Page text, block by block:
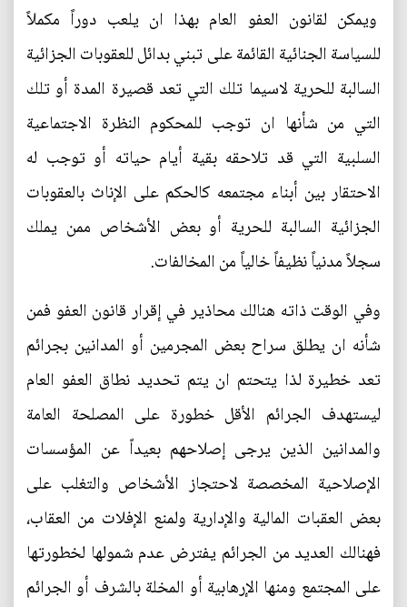
ويمكن لقانون العفو العام بهذا ان يلعب دوراً مكملاً
للسياسة الجنائية القائمة على تبني بدائل للعقوبات الجزائية
السالبة للحرية لاسيما تلك التي تعد قصيرة المدة أو تلك
التي من شأنها ان توجب للمحكوم النظرة الاجتماعية
السلبية التي قد تلاحقه بقية أيام حياته أو توجب له
الاحتقار بين أبناء مجتمعه كالحكم على الإناث بالعقوبات
الجزائية السالبة للحرية أو بعض الأشخاص ممن يملك
سجلاً مدنياً نظيفاً خالياً من المخالفات.
وفي الوقت ذاته هنالك محاذير في إقرار قانون العفو فمن
شأنه ان يطلق سراح بعض المجرمين أو المدانين بجرائم
تعد خطيرة لذا يتحتم ان يتم تحديد نطاق العفو العام
ليستهدف الجرائم الأقل خطورة على المصلحة العامة
والمدانين الذين يرجى إصلاحهم بعيداً عن المؤسسات
الإصلاحية المخصصة لاحتجاز الأشخاص والتغلب على
بعض العقبات المالية والإدارية ولمنع الإفلات من العقاب،
فهنالك العديد من الجرائم يفترض عدم شمولها لخطورتها
على المجتمع ومنها الإرهابية أو المخلة بالشرف أو الجرائم